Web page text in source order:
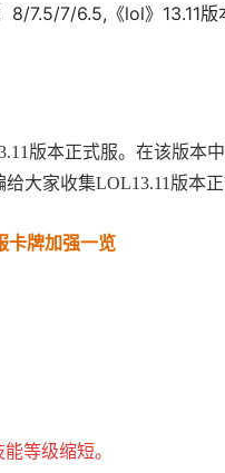
8/7.5/7/6.5,《lol》13.11
版本正式服。在该版本
大家收集LOL13.11版本
卡牌加强一览
等级缩短。